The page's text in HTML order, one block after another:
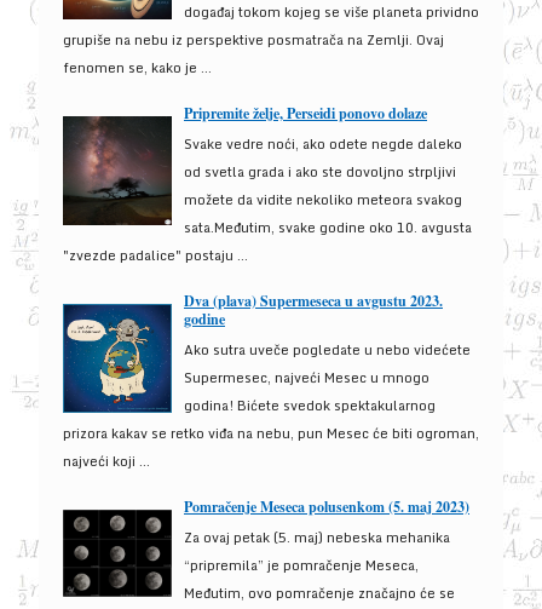
događaj tokom kojeg se više planeta prividno
grupiše na nebu iz perspektive posmatrača na Zemlji. Ovaj
fenomen se, kako je ...
Pripremite želje, Perseidi ponovo dolaze
Svake vedre noći, ako odete negde daleko
od svetla grada i ako ste dovoljno strpljivi
možete da vidite nekoliko meteora svakog
sata.Međutim, svake godine oko 10. avgusta
"zvezde padalice" postaju ...
Dva (plava) Supermeseca u avgustu 2023.
godine
Ako sutra uveče pogledate u nebo videćete
Supermesec, najveći Mesec u mnogo
godina! Bićete svedok spektakularnog
prizora kakav se retko viđa na nebu, pun Mesec će biti ogroman,
najveći koji ...
Pomračenje Meseca polusenkom (5. maj 2023)
Za ovaj petak (5. maj) nebeska mehanika
“pripremila” je pomračenje Meseca,
Međutim, ovo pomračenje značajno će se